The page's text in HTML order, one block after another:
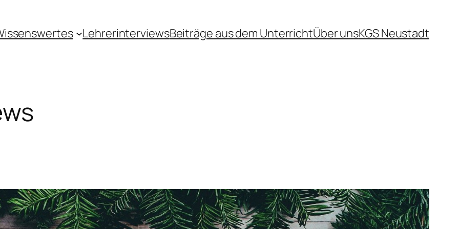
LehrerinterviewsBeiträge aus dem UnterrichtÜber unsKGS Neustadt